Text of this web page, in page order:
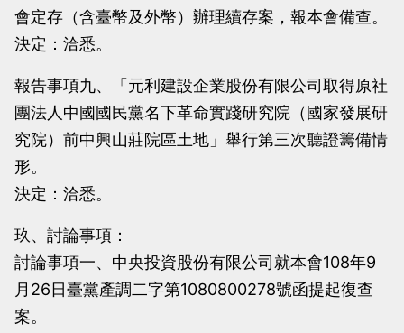
會定存（含臺幣及外幣）辦理續存案，報本會備查。
決定：洽悉。
報告事項九、「元利建設企業股份有限公司取得原社
團法人中國國民黨名下革命實踐研究院（國家發展研
究院）前中興山莊院區土地」舉行第三次聽證籌備情
形。
決定：洽悉。
玖、討論事項：
討論事項一、中央投資股份有限公司就本會108年9
月26日臺黨產調二字第1080800278號函提起復查
案。